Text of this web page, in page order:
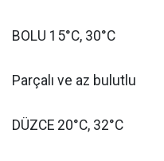
BOLU 15°C, 30°C
Parçalı ve az bulutlu
DÜZCE 20°C, 32°C